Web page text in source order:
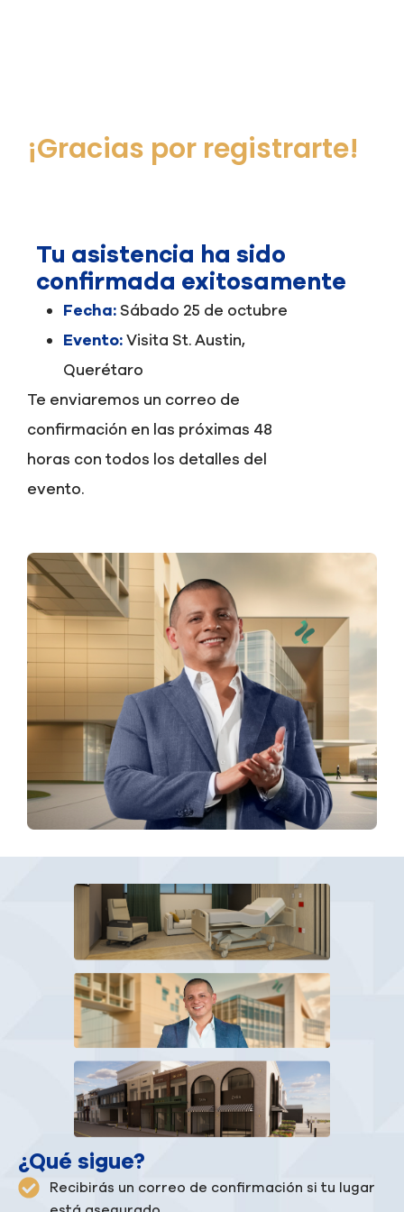
¡Gracias por registrarte!
Tu asistencia ha sido
confirmada exitosamente
Fecha:Sábado 25 de octubre
Evento:Visita St. Austin,
Querétaro
Te enviaremos un correo de
confirmación en las próximas 48
horas con todos los detalles del
evento.
¿Qué sigue?
Recibirás un correo de confirmación si tu lugar